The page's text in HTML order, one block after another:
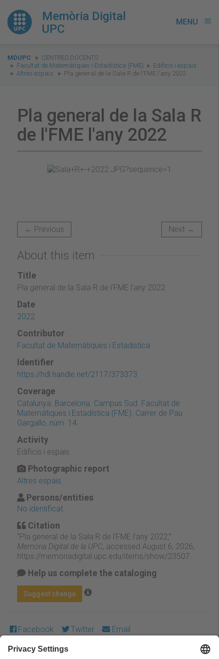
Memòria Digital
UPC
MENU menu
You
are
here:
MDUPC
CENTRES DOCENTS
Facultat de Matemàtiques i Estadística (FME)
Edificis i espais
Altres espais
Pla general de la Sala R de l'FME l'any 2022
Pla general de la Sala R
de l'FME l'any 2022
← Previous Next →
About this item
Title
Pla general de la Sala R de l'FME l'any 2022
Date
2022
Contributor
Facultat de Matemàtiques i Estadística
Identifier
https://hdl.handle.net/2117/373373
Coverage
Catalunya. Barcelona. Campus Sud. Facultat de
Matemàtiques i Estadística (FME). Carrer de Pau
Gargallo, núm. 14.
Activity
Edificis i espais
Photographic report
Altres espais
Persons/entities
No identificat
Citation
“Pla general de la Sala R de l'FME l'any 2022,”
Memòria Digital de la UPC, accessed August 6, 2026,
https://memoriadigital.upc.edu/items/show/23507
Help us complete the cataloging
Suggest change
Facebook Twitter Email